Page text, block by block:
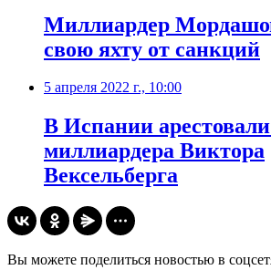
Миллиардер
свою яхту от санкций
5 апреля 2022 г., 10:00
​В Испании
миллиардера Виктора
Вексельберга
Вы можете поделиться новостью в